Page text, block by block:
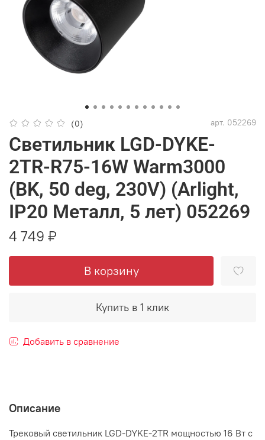
(0) арт. 052269
Светильник LGD-DYKE-
2TR-R75-16W Warm3000
(BK, 50 deg, 230V) (Arlight,
IP20 Металл, 5 лет) 052269
4 749 ₽
В корзину
Купить в 1 клик
Добавить в сравнение
Описание
Трековый светильник LGD-DYKE-2TR мощностью 16 Вт с